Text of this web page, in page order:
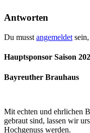
Antworten
Du musst angemeldet
Hauptsponsor Saison
Bayreuther Brauhaus
Mit echten und ehrlichen
gebraut sind, lassen wir
Hochgenuss werden.